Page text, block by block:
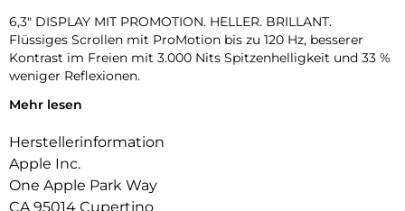
6,3″ DISPLAY MIT PROMOTION. HELLER. BRILLANT.
Flüssiges Scrollen mit ProMotion bis zu 120 Hz, besserer
Kontrast im Freien mit 3.000 Nits Spitzenhelligkeit und 33 %
weniger Reflexionen.
UNGLAUBLICHE FOTOS.
2x Zoom in optischer Qualität und der 48 MP Fusion
Ultraweitwinkel-Kamera machst du superhochauflösende
Fotos ganz automatisch.
Mehr lesen
Herstellerinformation
Apple Inc.
One Apple Park Way
CA 95014 Cupertino